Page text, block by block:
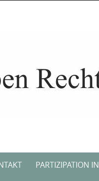
PARTIZIPATION